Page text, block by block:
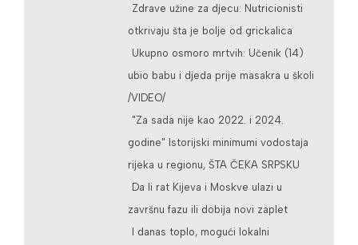
Zdrave užine za djecu: Nutricionisti
otkrivaju šta je bolje od grickalica
Ukupno osmoro mrtvih: Učenik (14)
ubio babu i djeda prije masakra u školi
/VIDEO/
"Za sada nije kao 2022. i 2024.
godine" Istorijski minimumi vodostaja
rijeka u regionu, ŠTA ČEKA SRPSKU
Da li rat Kijeva i Moskve ulazi u
završnu fazu ili dobija novi zaplet
I danas toplo, mogući lokalni